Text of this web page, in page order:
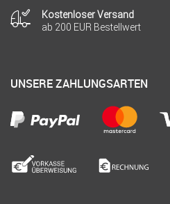
Kostenloser Versand
ab 200 EUR Bestellwert
UNSERE ZAHLUNGSARTEN